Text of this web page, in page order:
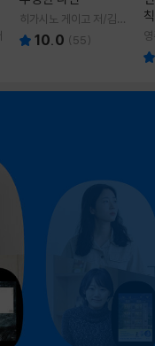
히가시노 게이고 저/김선
영 역10.0 (55)
칙